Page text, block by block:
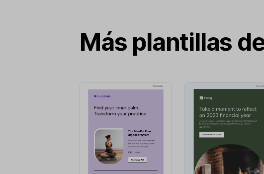
Más plantillas